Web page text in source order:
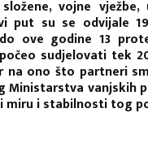
vojne
put su se odvijale
ove godine 13
sudjelovati tek
ono što partneri
Ministarstva vanjskih
miru i stabilnosti tog